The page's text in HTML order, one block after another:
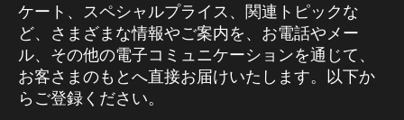
ケート、スペシャルプライス、関連トピックな
ど、さまざまな情報やご案内を、お電話やメー
ル、その他の電子コミュニケーションを通じて、
お客さまのもとへ直接お届けいたします。以下か
らご登録ください。